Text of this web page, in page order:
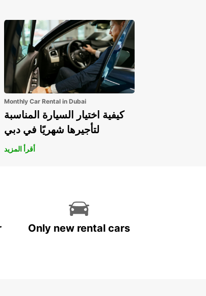
Monthly Car Rental in Dubai
كيفية اختيار السيارة المناسبة
لتأجيرها شهريًا في دبي
أقرأ المزيد
Only new rental cars